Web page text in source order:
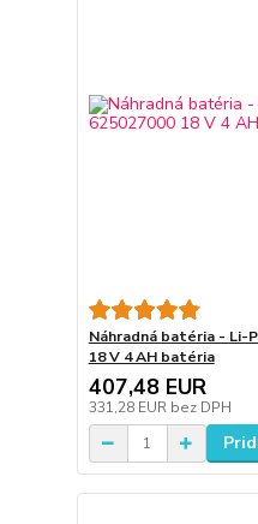
Náhradná batéria - Li-
18 V 4 AH batéria
407,48 EUR
331,28 EUR bez DPH